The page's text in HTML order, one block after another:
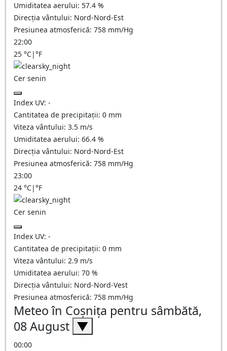
Umiditatea aerului: 57.4 %
Direcția vântului: Nord-Nord-Est
Presiunea atmosferică: 758 mm/Hg
22:00
25 °C|°F
Cer senin
Index UV: -
Cantitatea de precipitații: 0 mm
Viteza vântului: 3.5 m/s
Umiditatea aerului: 66.4 %
Direcția vântului: Nord-Nord-Est
Presiunea atmosferică: 758 mm/Hg
23:00
24 °C|°F
Cer senin
Index UV: -
Cantitatea de precipitații: 0 mm
Viteza vântului: 2.9 m/s
Umiditatea aerului: 70 %
Direcția vântului: Nord-Nord-Vest
Presiunea atmosferică: 758 mm/Hg
Meteo în Coşniţa pentru sâmbătă,
08 August ▼
00:00